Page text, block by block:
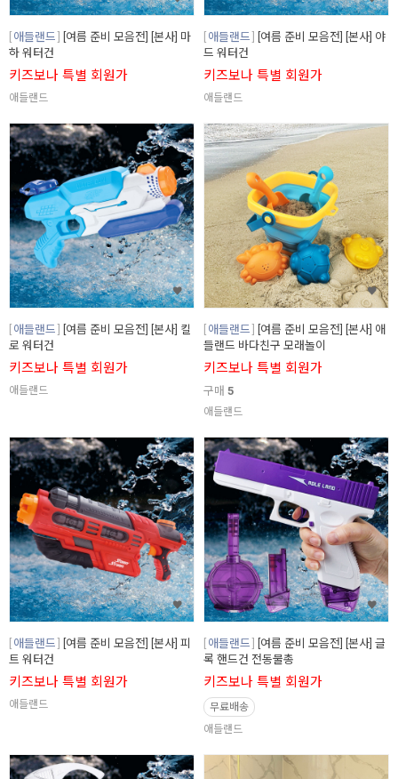
애들랜드
[여름 준비 모음전] [본사] 마
하 워터건
키즈보나 특별 회원가
애들랜드
애들랜드
[여름 준비 모음전] [본사] 야
드 워터건
키즈보나 특별 회원가
애들랜드
애들랜드
[여름 준비 모음전] [본사] 킬
로 워터건
키즈보나 특별 회원가
애들랜드
애들랜드
[여름 준비 모음전] [본사] 애
들랜드 바다친구 모래놀이
키즈보나 특별 회원가
구매 5
애들랜드
애들랜드
[여름 준비 모음전] [본사] 피
트 워터건
키즈보나 특별 회원가
애들랜드
애들랜드
[여름 준비 모음전] [본사] 글
록 핸드건 전동물총
키즈보나 특별 회원가
무료배송
애들랜드